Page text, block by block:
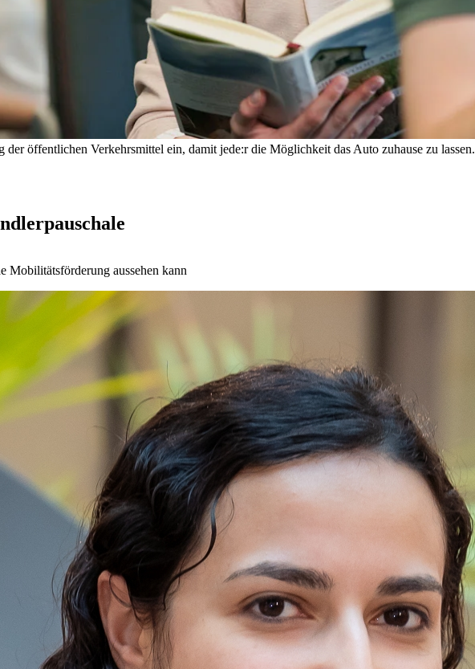
der öffentlichen Verkehrsmittel ein, damit jede:r die Möglichkeit das Auto zuhause zu lassen.
Mobilitätsförderung aussehen kann